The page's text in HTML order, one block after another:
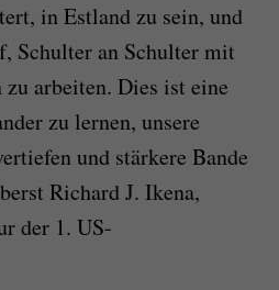
in Estland zu sein, und
Schulter an Schulter mit
zu arbeiten. Dies ist eine
zu lernen, unsere
und stärkere Bande
Richard J. Ikena,
der 1. US-